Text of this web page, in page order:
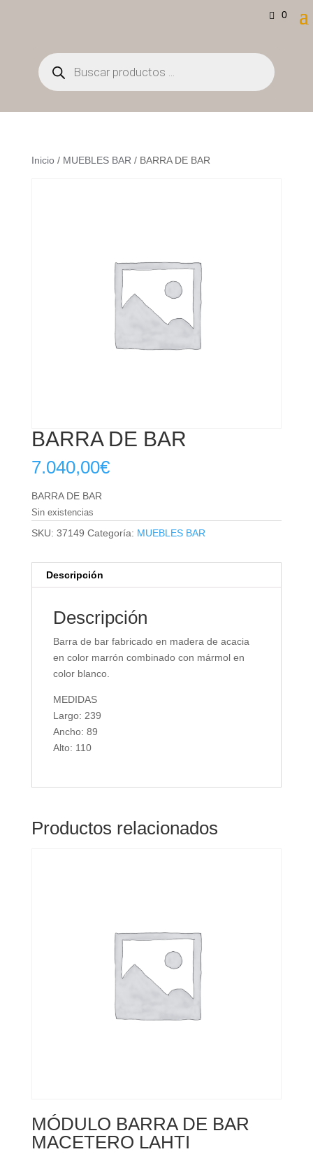
0
Búsqueda
de
productos
Inicio/ MUEBLES BAR / BARRA DE BAR
BARRA DE BAR
7.040,00€
BARRA DE BAR
Sin existencias
SKU: 37149 Categoría: MUEBLES BAR
Descripción
Descripción
Barra de bar fabricado en madera de acacia
en color marrón combinado con mármol en
color blanco.
MEDIDAS
Largo: 239
Ancho: 89
Alto: 110
Productos relacionados
MÓDULO BARRA DE BAR
MACETERO LAHTI